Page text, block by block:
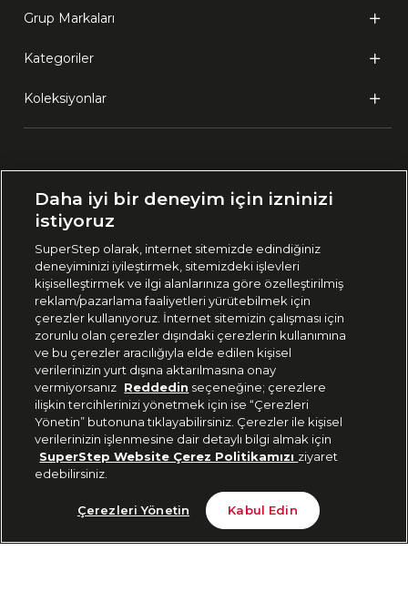
2.999 TL Sepete Ekle
Grup Markaları
Kategoriler
Koleksiyonlar
🇹🇷 Türkiye
444 37 36
Uygulamadan Takip Edin
Bizi Takip Edin
Daha iyi bir deneyim için izninizi
istiyoruz
SuperStep olarak, internet sitemizde edindiğiniz
deneyiminizi iyileştirmek, sitemizdeki işlevleri
kişiselleştirmek ve ilgi alanlarınıza göre özelleştirilmiş
reklam/pazarlama faaliyetleri yürütebilmek için
çerezler kullanıyoruz. İnternet sitemizin çalışması için
zorunlu olan çerezler dışındaki çerezlerin kullanımına
ve bu çerezler aracılığıyla elde edilen kişisel
verilerinizin yurt dışına aktarılmasına onay
vermiyorsanız Reddedin seçeneğine; çerezlere
ilişkin tercihlerinizi yönetmek için ise “Çerezleri
Yönetin” butonuna tıklayabilirsiniz. Çerezler ile kişisel
verilerinizin işlenmesine dair detaylı bilgi almak için
SuperStep Website Çerez Politikamızı ziyaret
edebilirsiniz.
Çerezleri Yönetin Kabul Edin